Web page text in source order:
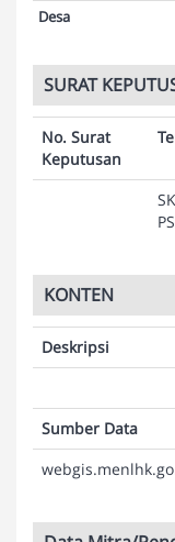
Desa
SURAT
No. Surat
Keputusan
KONTEN
Deskripsi
Sumber Data